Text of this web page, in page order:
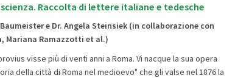
Raccolta di lettere italiane e tedesche
e Dr. Angela Steinsiek (in collaborazione con
Mariana Ramazzotti et al.)
visse più di venti anni a Roma. Vi nacque la sua opera
della città di Roma nel medioevo" che gli valse nel 1876 la